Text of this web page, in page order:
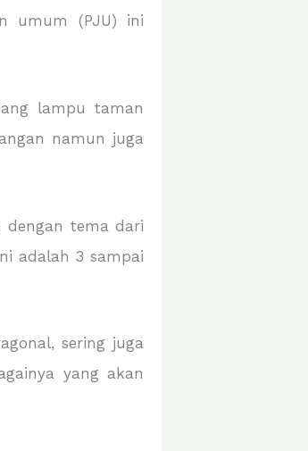
umum (PJU) ini
lampu taman
namun juga
dengan tema dari
adalah 3 sampai
sering juga
yang akan